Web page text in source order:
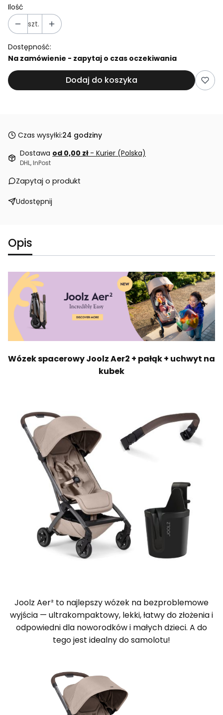
Ilość
szt.
Dostępność:
Na zamówienie - zapytaj o czas oczekiwania
Dodaj do koszyka
Czas wysyłki:24 godziny
Dostawa od 0,00 zł - Kurier (Polska)
DHL, InPost
Zapytaj o produkt
Udostępnij
Opis
Wózek spacerowy Joolz Aer2 + pałąk + uchwyt na
kubek
Joolz Aer² to najlepszy wózek na bezproblemowe
wyjścia — ultrakompaktowy, lekki, łatwy do złożenia i
odpowiedni dla noworodków i małych dzieci. A do
tego jest idealny do samolotu!